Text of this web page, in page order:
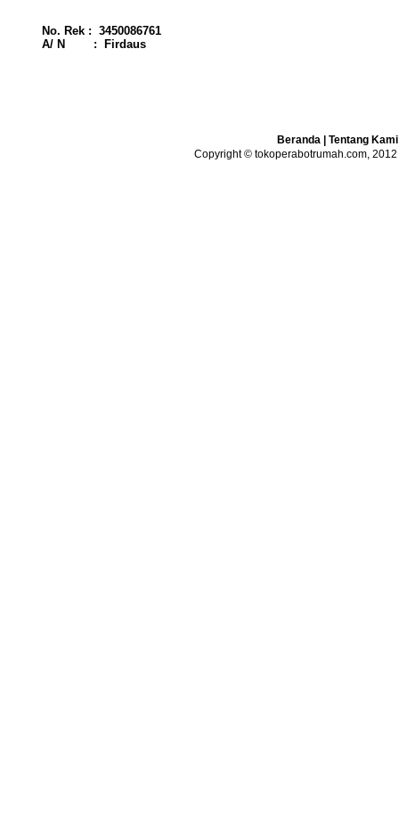
No. Rek : 3450086761
A/ N : Firdaus
Beranda| Tentang Kami
Copyright © tokoperabotrumah.com,